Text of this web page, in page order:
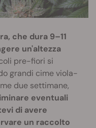
che dura 9–11
un'altezza
pre-fiori si
grandi cime viola-
due settimane,
eventuali
di avere
un raccolto